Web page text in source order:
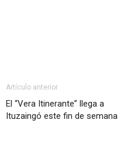
Artículo anterior
El “Vera Itinerante” llega a
Ituzaingó este fin de semana